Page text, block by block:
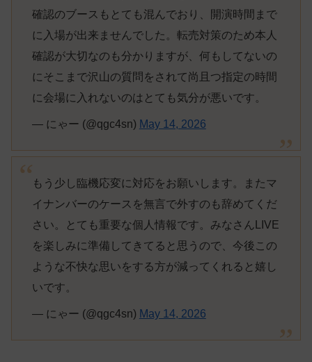
確認のブースもとても混んでおり、開演時間まで
に入場が出来ませんでした。転売対策のため本人
確認が大切なのも分かりますが、何もしてないの
にそこまで沢山の質問をされて尚且つ指定の時間
に会場に入れないのはとても気分が悪いです。
— にゃー (@qgc4sn) May 14, 2026
もう少し臨機応変に対応をお願いします。またマ
イナンバーのケースを無言で外すのも辞めてくだ
さい。とても重要な個人情報です。みなさんLIVE
を楽しみに準備してきてると思うので、今後この
ような不快な思いをする方が減ってくれると嬉し
いです。
— にゃー (@qgc4sn) May 14, 2026